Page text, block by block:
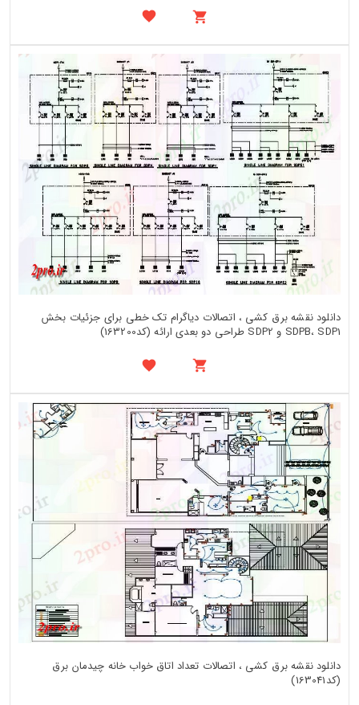
دانلود نقشه برق کشی ، اتصالات دیاگرام تک خطی برای جزئیات بخش
SDPB، SDP1 و SDP2 طراحی دو بعدی ارائه (کد163200)
دانلود نقشه برق کشی ، اتصالات تعداد اتاق خواب خانه چیدمان برق
(کد163041)